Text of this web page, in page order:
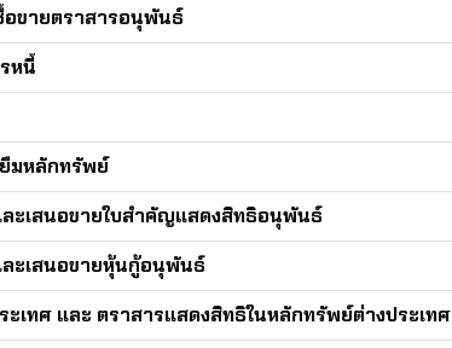
ขายตราสารอนุพันธ์
หนี้
มหลักทรัพย์
ะเสนอขายใบสำคัญแสดงสิทธิอนุพันธ์
ะเสนอขายหุ้นกู้อนุพันธ์
ะเทศ และ ตราสารแสดงสิทธิในหลักทรัพย์ต่างประเทศ